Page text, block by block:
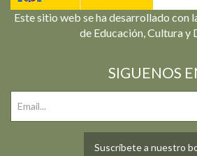
Este sitio web se ha desarrollado con
de Educación, Cultura y
SIGUENOS
Suscríbete a nuestro